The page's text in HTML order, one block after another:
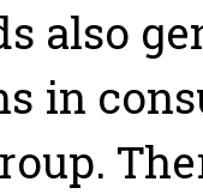
also
in